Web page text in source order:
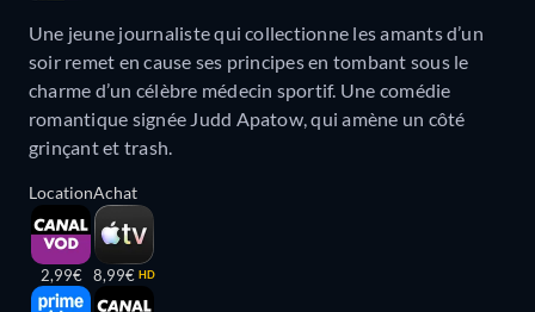
Une jeune journaliste qui collectionne les amants d’un
soir remet en cause ses principes en tombant sous le
charme d’un célèbre médecin sportif. Une comédie
romantique signée Judd Apatow, qui amène un côté
grinçant et trash.
Location
2,99€
Achat
8,99€ HD